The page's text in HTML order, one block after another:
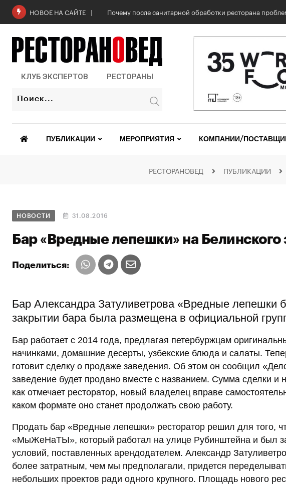
НОВОЕ НА САЙТЕ Почему после санитарной обработки ресторана
КЛУБ ЭКСПЕРТОВ РЕСТОРАНЫ
ПУБЛИКАЦИИ МЕРОПРИЯТИЯ КОМПАНИИ/
РЕСТОРАНОВЕД ПУБЛИКАЦИИ
НОВОСТИ 31.08.2016
Бар «Вредные лепешки» на Белинского
Поделиться:
Бар Александра Затуливетрова «Вредные лепешки
закрытии бара была размещена в официальной
Бар работает с 2014 года, предлагая петербуржцам
начинками, домашние десерты, узбекские блюда и салаты.
готовит сделку о продаже заведения. Об этом он сообщил
заведение будет продано вместе с названием. Сумма сделки
как отмечает ресторатор, новый владелец вправе
каком формате оно станет продолжать свою работу.
Продать бар «Вредные лепешки» ресторатор решил для того,
«МыЖеНаТЫ», который работал на улице Рубинштейна и был
условий, поставленных арендодателем. Александр
более затратным, чем мы предполагали, придется
небольших проектов ради одного крупного. Площадь нового